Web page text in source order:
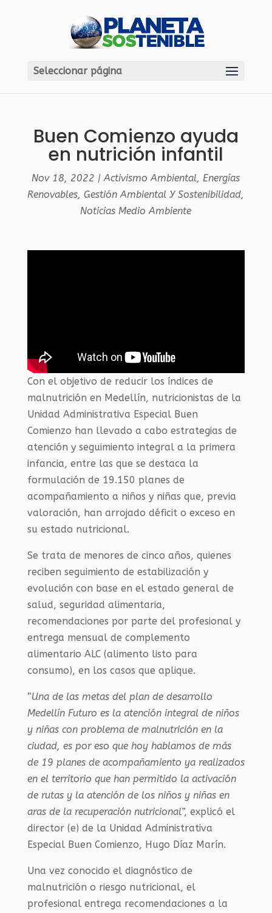
Seleccionar página
Buen Comienzo ayuda
en nutrición infantil
Nov 18, 2022 |Activismo Ambiental,Energías
Renovables,Gestión Ambiental Y Sostenibilidad,
Noticias Medio Ambiente
Con el objetivo de reducir los índices de
malnutrición en Medellín, nutricionistas de la
Unidad Administrativa Especial Buen
Comienzo han llevado a cabo estrategias de
atención y seguimiento integral a la primera
infancia, entre las que se destaca la
formulación de 19.150 planes de
acompañamiento a niños y niñas que, previa
valoración, han arrojado déficit o exceso en
su estado nutricional.
Se trata de menores de cinco años, quienes
reciben seguimiento de estabilización y
evolución con base en el estado general de
salud, seguridad alimentaria,
recomendaciones por parte del profesional y
entrega mensual de complemento
alimentario ALC (alimento listo para
consumo), en los casos que aplique.
“Una de las metas del plan de desarrollo
Medellín Futuro es la atención integral de niños
y niñas con problema de malnutrición en la
ciudad, es por eso que hoy hablamos de más
de 19 planes de acompañamiento ya realizados
en el territorio que han permitido la activación
de rutas y la atención de los niños y niñas en
aras de la recuperación nutricional”, explicó el
director (e) de la Unidad Administrativa
Especial Buen Comienzo, Hugo Díaz Marín.
Una vez conocido el diagnóstico de
malnutrición o riesgo nutricional, el
profesional entrega recomendaciones a la